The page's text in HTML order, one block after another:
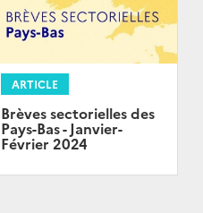
ARTICLE
Brèves sectorielles des
Pays-Bas - Janvier-
Février 2024